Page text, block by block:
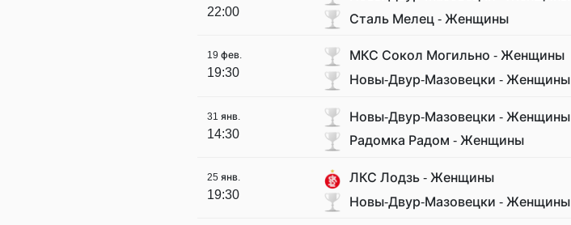
22:00
Сталь Мелец - Женщины
19 фев.
19:30
МКС Сокол Могильно - Женщины
Новы-Двур-Мазовецки - Женщины
31 янв.
14:30
Новы-Двур-Мазовецки - Женщины
Радомка Радом - Женщины
25 янв.
19:30
ЛКС Лодзь - Женщины
Новы-Двур-Мазовецки - Женщины